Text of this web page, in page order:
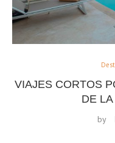
VIAJES CORTOS
DE
by